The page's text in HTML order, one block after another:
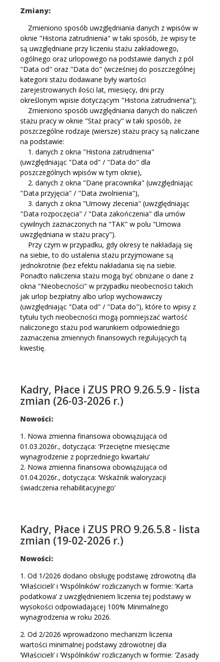
Zmiany:
Zmieniono sposób uwzględniania danych z wpisów w
oknie "Historia zatrudnienia" w taki sposób, że wpisy te
są uwzględniane przy liczeniu stażu zakładowego,
ogólnego oraz urlopowego na podstawie danych z pól
"Data od" oraz "Data do" (wcześniej do poszczególnej
kategorii stażu dodawane były wartości
zarejestrowanych ilości lat, miesięcy, dni przy
określonym wpisie dotyczącym "Historia zatrudnienia");
Zmieniono sposób uwzględniania danych do naliczeń
stażu pracy w oknie "Staż pracy" w taki sposób, że
poszczególne rodzaje (wiersze) stażu pracy są naliczane
na podstawie:
1. danych z okna "Historia zatrudnienia"
(uwzględniając "Data od" / "Data do" dla
poszczególnych wpisów w tym oknie),
2. danych z okna "Dane pracownika" (uwzględniając
"Data przyjęcia" / "Data zwolnienia"),
3. danych z okna "Umowy zlecenia" (uwzględniając
"Data rozpoczęcia" / "Data zakończenia" dla umów
cywilnych zaznaczonych na "TAK" w polu "Umowa
uwzględniana w stażu pracy").
Przy czym w przypadku, gdy okresy te nakładają się
na siebie, to do ustalenia stażu przyjmowane są
jednokrotnie (bez efektu nakładania się na siebie.
Ponadto naliczenia stażu mogą być obniżane o dane z
okna "Nieobecności" w przypadku nieobecności takich
jak urlop bezpłatny albo urlop wychowawczy
(uwzględniając "Data od" / "Data do"), które to wpisy z
tytułu tych nieobecności mogą pomniejszać wartość
naliczonego stażu pod warunkiem odpowiedniego
zaznaczenia zmiennych finansowych regulujących tą
kwestię.
Kadry, Płace i ZUS PRO 9.26.5.9 - lista
zmian (26-03-2026 r.)
Nowości:
1. Nowa zmienna finansowa obowiązująca od
01.03.2026r., dotycząca: ‘Przeciętne miesięczne
wynagrodzenie z poprzedniego kwartału’
2. Nowa zmienna finansowa obowiązująca od
01.04.2026r., dotycząca: ‘Wskaźnik waloryzacji
świadczenia rehabilitacyjnego’
Kadry, Płace i ZUS PRO 9.26.5.8 - lista
zmian (19-02-2026 r.)
Nowości:
1. Od 1/2026 dodano obsługę podstawę zdrowotną dla
‘Właścicieli’ i ‘Wspólników’ rozliczanych w formie: ‘Karta
podatkowa’ z uwzględnieniem liczenia tej podstawy w
wysokości odpowiadającej 100% Minimalnego
wynagrodzenia w roku 2026.
2. Od 2/2026 wprowadzono mechanizm liczenia
wartości minimalnej podstawy zdrowotnej dla
‘Właścicieli’ i ‘Wspólników’ rozliczanych w formie: ‘Zasady